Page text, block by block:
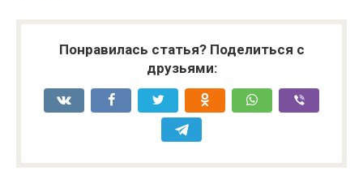
Понравилась статья? Поделиться с
друзьями: